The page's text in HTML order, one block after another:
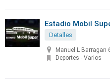
Estadio Mobil
Detalles
Manuel L Barragan
Deportes - Varios